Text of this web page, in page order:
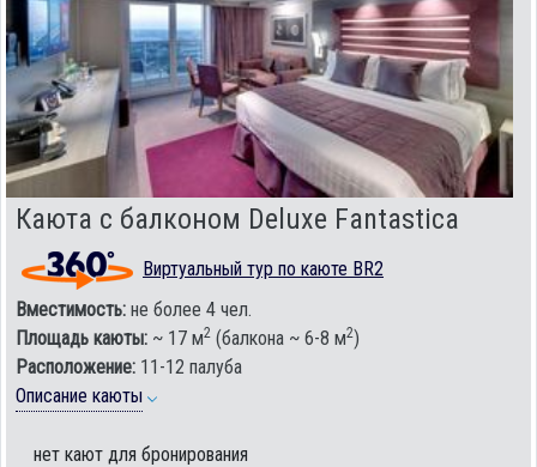
Каюта с балконом Deluxe Fantastica
Виртуальный тур по каюте BR2
Вместимость: не более 4 чел.
Площадь каюты: ~ 17 м2 (балкона ~ 6-8 м2)
Расположение: 11-12 палуба
Описание каюты
нет кают для бронирования